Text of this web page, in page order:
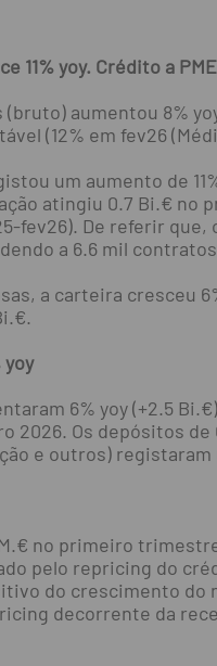
yoy. Crédito a
aumentou 8%
(12% em fev26
um aumento de
atingiu 0.7 Bi.€ no
fev26). De referir
a 6.6 mil
a carteira cresceu
6% yoy (+2.5
2026. Os depósitos
e outros) registaram
no primeiro
pelo repricing do
do crescimento
decorrente da